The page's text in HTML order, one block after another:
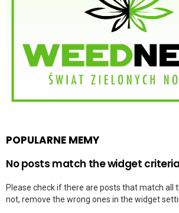
POPULARNE MEMY
No posts match the widget criteria
Please check if there are posts that match all
not, remove the wrong ones in the widget